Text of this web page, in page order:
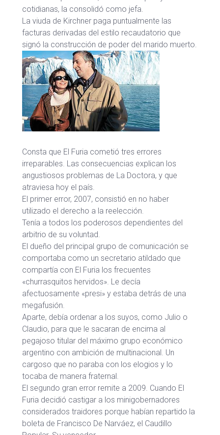
cotidianas, la consolidó como jefa.
La viuda de Kirchner paga puntualmente las
facturas derivadas del estilo recaudatorio que
signó la construcción de poder del marido muerto.
Consta que El Furia cometió tres errores
irreparables. Las consecuencias explican los
angustiosos problemas de La Doctora, y que
atraviesa hoy el país.
El primer error, 2007, consistió en no haber
utilizado el derecho a la reelección.
Tenía a todos los poderosos dependientes del
arbitrio de su voluntad.
El dueño del principal grupo de comunicación se
comportaba como un secretario atildado que
compartía con El Furia los frecuentes
«churrasquitos hervidos». Le decía
afectuosamente «presi» y estaba detrás de una
megafusión.
Aparte, debía ordenar a los suyos, como Julio o
Claudio, para que le sacaran de encima al
pegajoso titular del máximo grupo económico
argentino con ambición de multinacional. Un
cargoso que no paraba con los elogios y lo
tocaba de manera fraternal.
El segundo gran error remite a 2009. Cuando El
Furia decidió castigar a los minigobernadores
considerados traidores porque habían repartido la
boleta de Francisco De Narváez, el Caudillo